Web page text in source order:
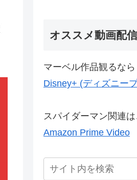
オススメ動画配
マーベル作品観るなら
Disney+ (ディズニー
スパイダーマン関連は
Amazon Prime Video